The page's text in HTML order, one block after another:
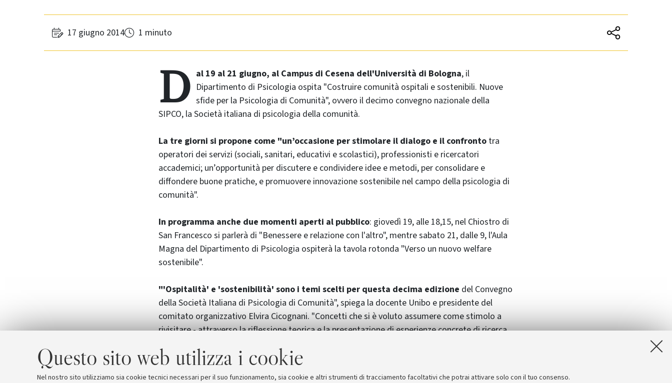
Questo sito web utilizza i cookie
Nel nostro sito utilizziamo sia cookie tecnici necessari per il suo funzionamento, sia cookie e altri strumenti di tracciamento facoltativi che potrai attivare solo con il tuo consenso.
17 giugno 2014 1 minuto
D al 19 al 21 giugno, al Campus di Cesena dell'Università di Bologna, il
Dipartimento di Psicologia ospita "Costruire comunità ospitali e sostenibili. Nuove
sfide per la Psicologia di Comunità", ovvero il decimo convegno nazionale della
SIPCO, la Società italiana di psicologia della comunità.
La tre giorni si propone come "un’occasione per stimolare il dialogo e il confronto tra
operatori dei servizi (sociali, sanitari, educativi e scolastici), professionisti e ricercatori
accademici; un’opportunità per discutere e condividere idee e metodi, per consolidare e
diffondere buone pratiche, e promuovere innovazione sostenibile nel campo della psicologia di
comunità".
In programma anche due momenti aperti al pubblico: giovedì 19, alle 18,15, nel Chiostro di
San Francesco si parlerà di "Benessere e relazione con l'altro", mentre sabato 21, dalle 9, l'Aula
Magna del Dipartimento di Psicologia ospiterà la tavola rotonda "Verso un nuovo welfare
sostenibile".
"'Ospitalità' e 'sostenibilità' sono i temi scelti per questa decima edizione del Convegno
della Società Italiana di Psicologia di Comunità", spiega la docente Unibo e presidente del
comitato organizzativo Elvira Cicognani. "Concetti che si è voluto assumere come stimolo a
rivisitare - attraverso la riflessione teorica e la presentazione di esperienze concrete di ricerca
della 'relazione con l’altro' (che comprende il 'diverso' da sé, per provenienza, cultura, genere,